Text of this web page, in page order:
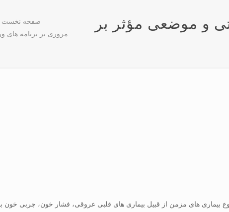
و موضعی مؤثر بر
صفحه نخست
مروری بر برنامه
های مزمن از قبیل بیماری های قلبی عروقی، فشار خون، چربی خون